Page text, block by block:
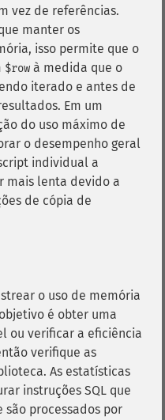
vez de referências.
manter os
isso permite que o
$row à medida que o
iterado e antes de
Em um
do uso máximo de
o desempenho geral
individual a
mais lenta devido a
de cópia de
o uso de memória
é obter uma
ou verificar a eficiência
verifique as
As estatísticas
instruções SQL que
processados ​​por